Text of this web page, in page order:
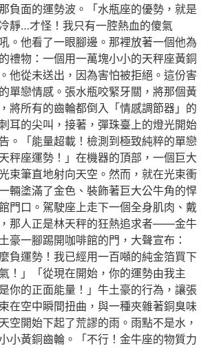
負面的運勢波。「水瓶座的優勢，就是
靜…才怪！我只有一腔熱血的傻氣
。他看了一眼腳邊。那裡放著一個他為
禮物：一個用一萬塊小小的天秤座黃銅
他從未送出，因為害怕被拒絕。這份害
單戀情感。張水瓶咬緊牙關，將那個黃
將所有的齒輪都倒入「情感調節器」的
耳的尖叫，接著，彈珠臺上的燈光開始
。「能量超載！檢測到極致純粹的單戀
秤座運勢！」在機器的頂部，一個巨大
束筆直地射向天空。然而，就在光束衝
輛塗滿了金色、裝飾著巨大公牛角的悍
門口。駕駛座上走下一個全身肌肉、戴
那人正是林天秤的狂熱追求者——金牛
豪一腳踢開咖啡館的門，大聲宣布：
負運勢！我已經用一百噸的純金箔買下
！」「從現在開始，你的運勢由我主
你的正面能量！」牛土豪的行為，讓張
在空中瞬間扭曲，與一種夾雜著銅臭味
空開始下起了荒謬的雨。雨點不是水，
小黃銅齒輪。「不行！金牛座的物質力